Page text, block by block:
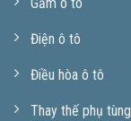
Điện ô tô
Điều hòa ô tô
Thay thế phụ tùng